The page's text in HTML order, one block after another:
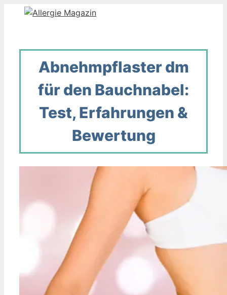
Abnehmpflaster dm
für den Bauchnabel:
Test, Erfahrungen &
Bewertung